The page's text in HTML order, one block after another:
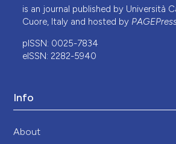
is an journal published by Università
Cuore, Italy and hosted by
pISSN: 0025-7834
eISSN: 2282-5940
Info
About